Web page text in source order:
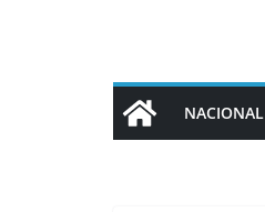
NACIONAL